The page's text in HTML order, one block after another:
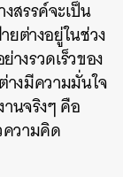
สรรค์จะเป็น
ยต่างอยู่ในช่วง
งรวดเร็วของ
งมีความมั่นใจ
นจริงๆคือ
ความคิด